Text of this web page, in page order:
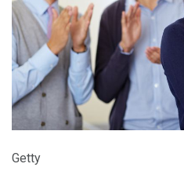
Getty